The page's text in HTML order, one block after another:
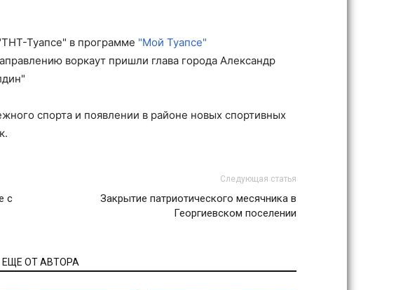
Туапсе" в программе "Мой Туапсе"
воркаут пришли глава города Александр
спорта и появлении в районе новых спортивных
с
Следующая статья
Закрытие патриотического месячника в
Георгиевском поселении
ЕЩЕ ОТ АВТОРА